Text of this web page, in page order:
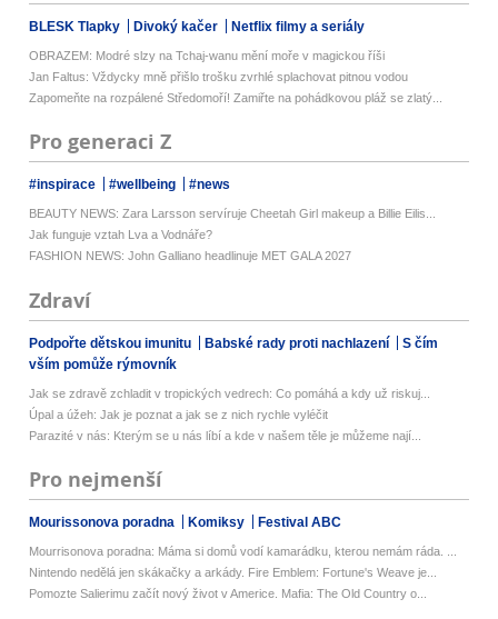
BLESK Tlapky Divoký kačer Netflix filmy a seriály
OBRAZEM: Modré slzy na Tchaj-wanu mění moře v magickou říši
Jan Faltus: Vždycky mně přišlo trošku zvrhlé splachovat pitnou vodou
Zapomeňte na rozpálené Středomoří! Zamiřte na pohádkovou pláž se zlatý...
Pro generaci Z
#inspirace #wellbeing #news
BEAUTY NEWS: Zara Larsson servíruje Cheetah Girl makeup a Billie Eilis...
Jak funguje vztah Lva a Vodnáře?
FASHION NEWS: John Galliano headlinuje MET GALA 2027
Zdraví
Podpořte dětskou imunitu Babské rady proti nachlazení
S čím
vším pomůže rýmovník
Jak se zdravě zchladit v tropických vedrech: Co pomáhá a kdy už riskuj...
Úpal a úžeh: Jak je poznat a jak se z nich rychle vyléčit
Parazité v nás: Kterým se u nás líbí a kde v našem těle je můžeme nají...
Pro nejmenší
Mourissonova poradna Komiksy Festival ABC
Mourrisonova poradna: Máma si domů vodí kamarádku, kterou nemám ráda. ...
Nintendo nedělá jen skákačky a arkády. Fire Emblem: Fortune's Weave je...
Pomozte Salierimu začít nový život v Americe. Mafia: The Old Country o...